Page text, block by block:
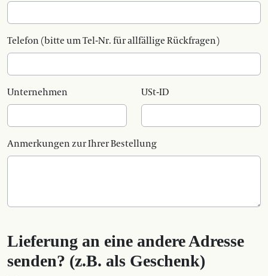
Telefon (bitte um Tel-Nr. für allfällige Rückfragen)
Unternehmen USt-ID
Anmerkungen zur Ihrer Bestellung
Lieferung an eine andere Adresse
senden? (z.B. als Geschenk)